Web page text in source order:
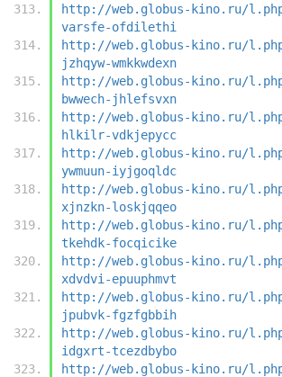
http://web.globus-kino.ru/
varsfe-ofdilethi
http://web.globus-kino.ru/
jzhqyw-wmkkwdexn
http://web.globus-kino.ru/
bwwech-jhlefsvxn
http://web.globus-kino.ru/
hlkilr-vdkjepycc
http://web.globus-kino.ru/
ywmuun-iyjgoqldc
http://web.globus-kino.ru/
xjnzkn-loskjqqeo
http://web.globus-kino.ru/
tkehdk-focqicike
http://web.globus-kino.ru/
xdvdvi-epuuphmvt
http://web.globus-kino.ru/
jpubvk-fgzfgbbih
http://web.globus-kino.ru/
idgxrt-tcezdbybo
http://web.globus-kino.ru/